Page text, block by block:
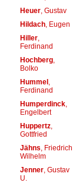
Heuer, Gustav
Hildach, Eugen
Hiller,
Ferdinand
Hochberg,
Bolko
Hummel,
Ferdinand
Humperdinck,
Engelbert
Huppertz,
Gottfried
Jähns , Friedrich
Wilhelm
Jenner, Gustav
U.